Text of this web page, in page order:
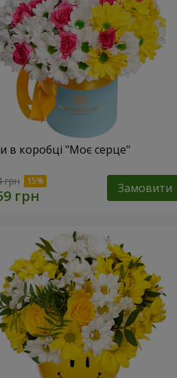
в коробці "Моє серце"
грн Замовити